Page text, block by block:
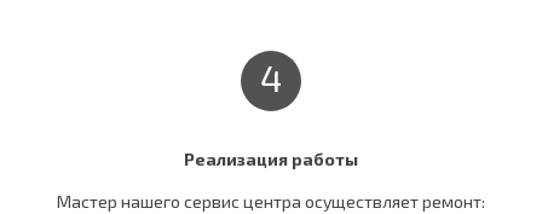
4
Реализация работы
Мастер нашего сервис центра осуществляет ремонт: